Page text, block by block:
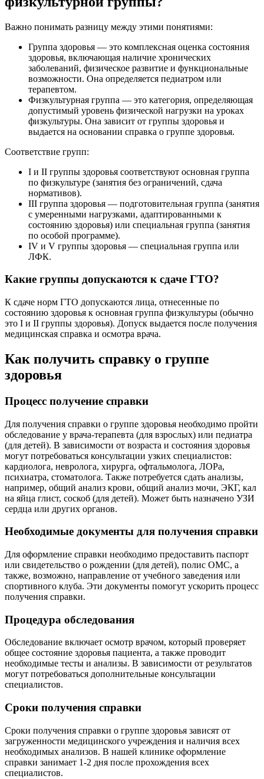
Важно понимать разницу между этими понятиями:
Группа здоровья — это комплексная оценка состояния
здоровья, включающая наличие хронических
заболеваний, физическое развитие и функциональные
возможности. Она определяется педиатром или
терапевтом.
Физкультурная группа — это категория, определяющая
допустимый уровень физической нагрузки на уроках
физкультуры. Она зависит от группы здоровья и
выдается на основании справка о группе здоровья.
Соответствие групп:
I и II группы здоровья соответствуют основная группа
по физкультуре (занятия без ограничений, сдача
нормативов).
III группа здоровья — подготовительная группа (занятия
с умеренными нагрузками, адаптированными к
состоянию здоровья) или специальная группа (занятия
по особой программе).
IV и V группы здоровья — специальная группа или
ЛФК.
Какие группы допускаются к сдаче ГТО?
К сдаче норм ГТО допускаются лица, отнесенные по
состоянию здоровья к основная группа физкультуры (обычно
это I и II группы здоровья). Допуск выдается после получения
медицинская справка и осмотра врача.
Как получить справку о группе
здоровья
Процесс получение справки
Для получения справки о группе здоровья необходимо пройти
обследование у врача-терапевта (для взрослых) или педиатра
(для детей). В зависимости от возраста и состояния здоровья
могут потребоваться консультации узких специалистов:
кардиолога, невролога, хирурга, офтальмолога, ЛОРа,
психиатра, стоматолога. Также потребуется сдать анализы,
например, общий анализ крови, общий анализ мочи, ЭКГ, кал
на яйца глист, соскоб (для детей). Может быть назначено УЗИ
сердца или других органов.
Необходимые документы для получения справки
Для оформление справки необходимо предоставить паспорт
или свидетельство о рождении (для детей), полис ОМС, а
также, возможно, направление от учебного заведения или
спортивного клуба. Эти документы помогут ускорить процесс
получения справки.
Процедура обследования
Обследование включает осмотр врачом, который проверяет
общее состояние здоровья пациента, а также проводит
необходимые тесты и анализы. В зависимости от результатов
могут потребоваться дополнительные консультации
специалистов.
Сроки получения справки
Сроки получения справки о группе здоровья зависят от
загруженности медицинского учреждения и наличия всех
необходимых анализов. В нашей клинике оформление
справки занимает 1-2 дня после прохождения всех
специалистов.